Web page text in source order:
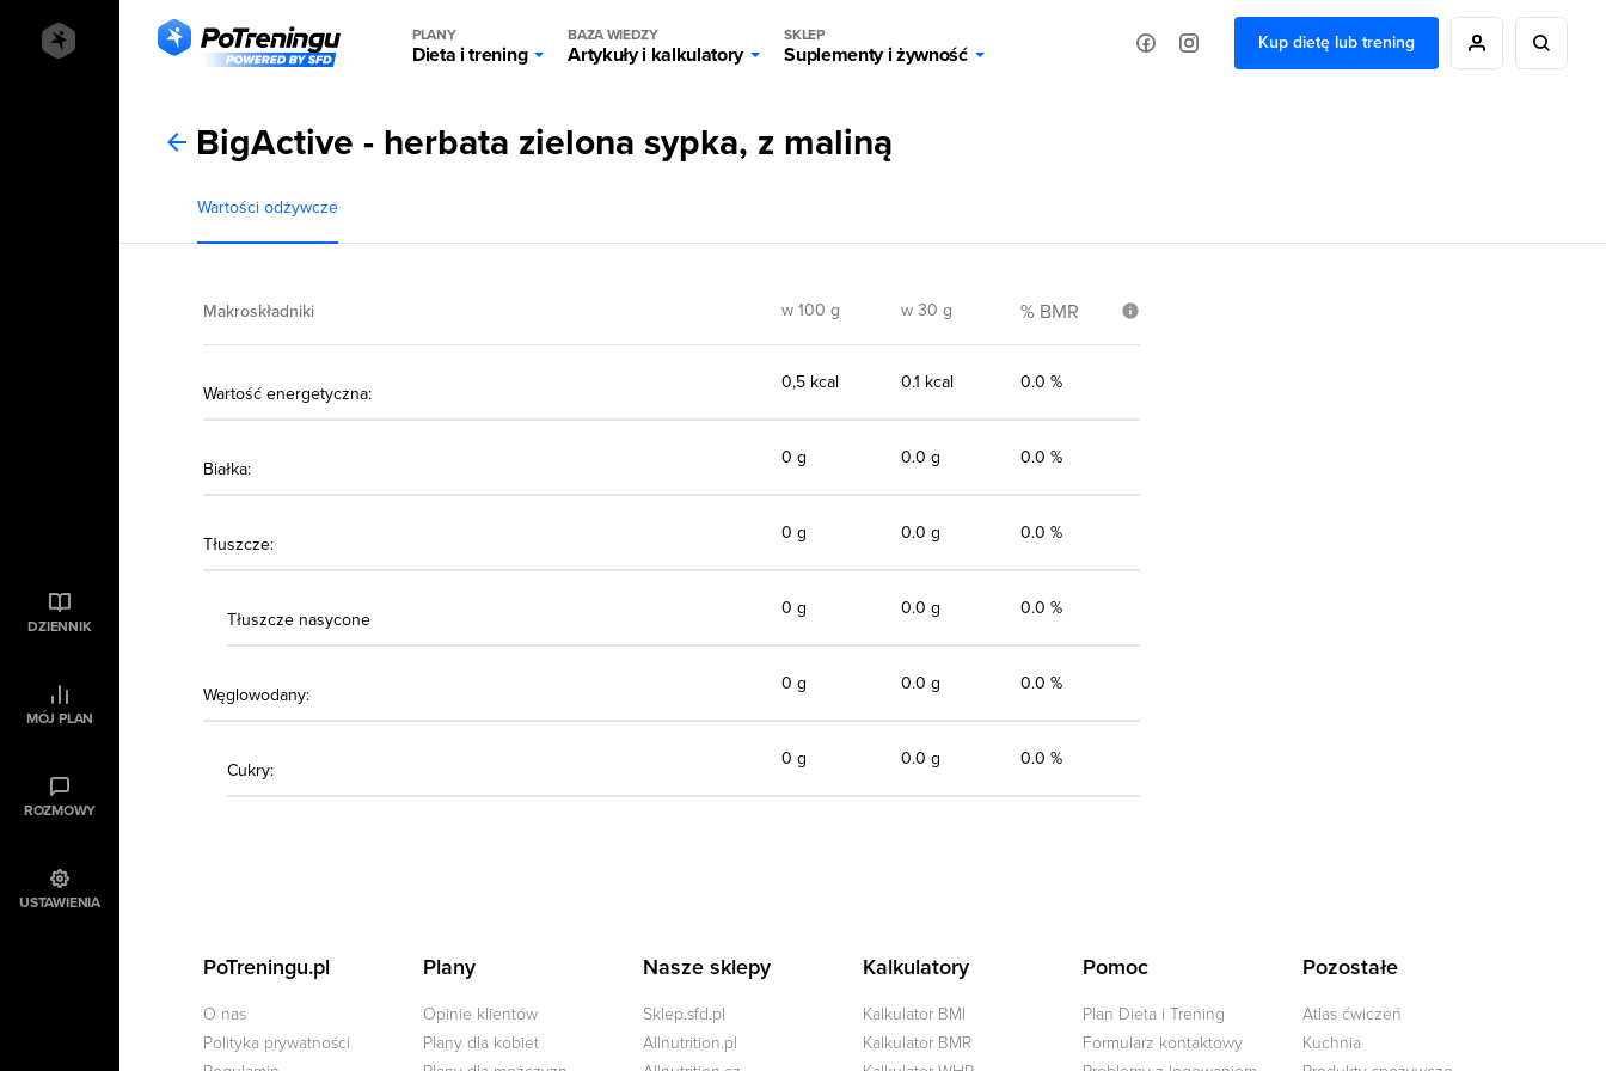
PLANY
Dieta i trening
BAZA WIEDZY
Artykuły i kalkulatory
SKLEP
Suplementy i żywność
Kup dietę lub trening
DZIENNIK
MÓJ PLAN
ROZMOWY
USTAWIENIA
BigActive - herbata zielona sypka, z maliną
Wartości odżywcze
Makroskładniki w 100 g w 30 g % BMR
Wartość energetyczna:
0,5 kcal 0.1 kcal 0.0 %
Białka:
0 g 0.0 g 0.0 %
Tłuszcze:
0 g 0.0 g 0.0 %
Tłuszcze nasycone
0 g 0.0 g 0.0 %
Węglowodany:
0 g 0.0 g 0.0 %
Cukry:
0 g 0.0 g 0.0 %
PoTreningu.pl
O nas
Polityka prywatności
Plany
Opinie klientów
Plany dla kobiet
Nasze sklepy
Sklep.sfd.pl
Allnutrition.pl
Kalkulatory
Kalkulator BMI
Kalkulator BMR
Pomoc
Plan Dieta i Trening
Formularz kontaktowy
Pozostałe
Atlas ćwiczeń
Kuchnia